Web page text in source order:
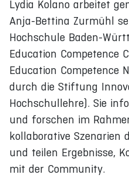
Lydia Kolano arbeitet
Anja-Bettina Zurmühl
Hochschule Baden-
Education Competence
Education Competence
durch die Stiftung
Hochschullehre). Sie
und forschen im
kollaborative Szenarien
und teilen Ergebnisse,
mit der Community.